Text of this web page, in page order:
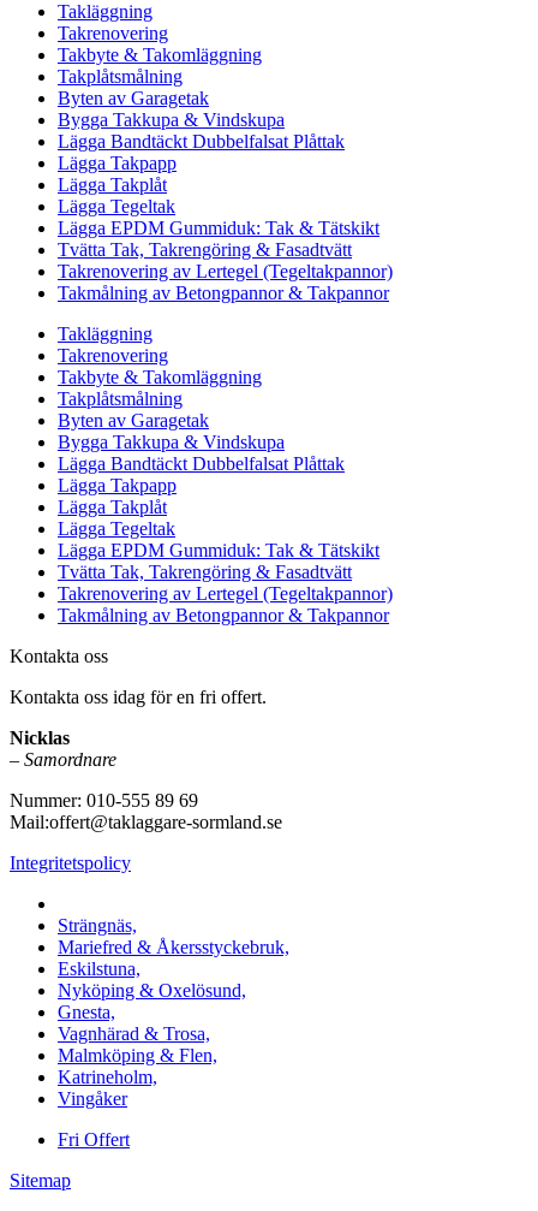
Takläggning
Takrenovering
Takbyte & Takomläggning
Takplåtsmålning
Byten av Garagetak
Bygga Takkupa & Vindskupa
Lägga Bandtäckt Dubbelfalsat Plåttak
Lägga Takpapp
Lägga Takplåt
Lägga Tegeltak
Lägga EPDM Gummiduk: Tak & Tätskikt
Tvätta Tak, Takrengöring & Fasadtvätt
Takrenovering av Lertegel (Tegeltakpannor)
Takmålning av Betongpannor & Takpannor
Takläggning
Takrenovering
Takbyte & Takomläggning
Takplåtsmålning
Byten av Garagetak
Bygga Takkupa & Vindskupa
Lägga Bandtäckt Dubbelfalsat Plåttak
Lägga Takpapp
Lägga Takplåt
Lägga Tegeltak
Lägga EPDM Gummiduk: Tak & Tätskikt
Tvätta Tak, Takrengöring & Fasadtvätt
Takrenovering av Lertegel (Tegeltakpannor)
Takmålning av Betongpannor & Takpannor
Kontakta oss
Kontakta oss idag för en fri offert.
Nicklas
– Samordnare
Nummer: 010-555 89 69
Mail:offert@taklaggare-sormland.se
Integritetspolicy
Strängnäs,
Mariefred & Åkersstyckebruk,
Eskilstuna,
Nyköping & Oxelösund,
Gnesta,
Vagnhärad & Trosa,
Malmköping & Flen,
Katrineholm,
Vingåker
Fri Offert
Sitemap